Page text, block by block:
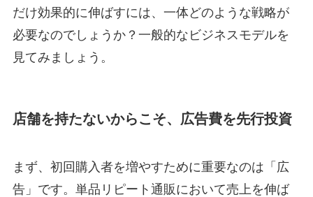
だけ効果的に伸ばすには、一体どのような戦略が
必要なのでしょうか？一般的なビジネスモデルを
見てみましょう。
店舗を持たないからこそ、広告費を先行投資
まず、初回購入者を増やすために重要なのは「広
告」です。単品リピート通販において売上を伸ば